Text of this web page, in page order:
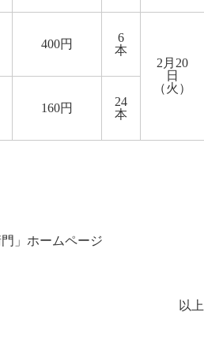
400円
6
本
2月20
日
（火）
160円
24
本
」ホームページ
以上